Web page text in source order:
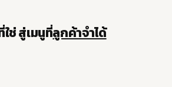
ช่ สู่เมนูที่ลูกค้าจำได้
า ดูข้อมูลสินค้า